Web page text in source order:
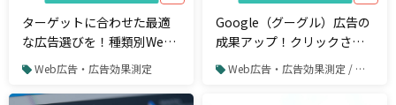
ターゲットに合わせた最適
な広告選びを！種類別Web
広告の記事19選
Web広告・広告効果測定
Google（グーグル）広告の
成果アップ！クリックされ
る広告文の作り方
Web広告・広告効果測定 / リスティング広告 / Google広告